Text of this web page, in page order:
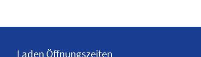
Laden Öffnungszeiten